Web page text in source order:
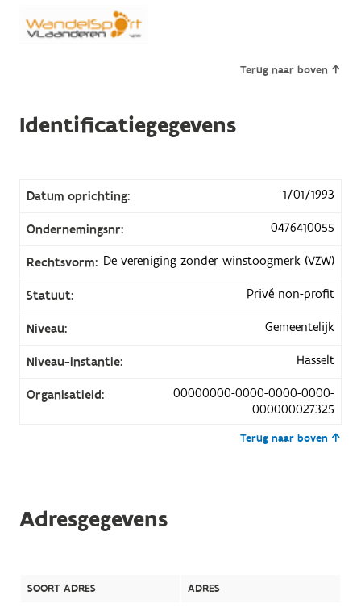
Terug naar boven
Identificatiegegevens
Datum oprichting: 1/01/1993
Ondernemingsnr: 0476410055
Rechtsvorm: De vereniging zonder winstoogmerk (VZW)
Statuut: Privé non-profit
Niveau: Gemeentelijk
Niveau-instantie: Hasselt
Organisatieid:
00000000-0000-0000-0000-
000000027325
Terug naar boven
Adresgegevens
SOORT ADRES ADRES